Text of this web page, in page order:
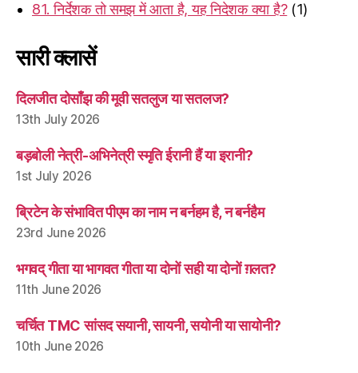
81. निर्देशक तो समझ में आता है, यह निदेशक क्या है? (1)
सारी क्लासें
दिलजीत दोसाँझ की मूवी सतलुज या सतलज?
13th July 2026
बड़बोली नेत्री-अभिनेत्री स्मृति ईरानी हैं या इरानी?
1st July 2026
ब्रिटेन के संभावित पीएम का नाम न बर्नहम है, न बर्नहैम
23rd June 2026
भगवद् गीता या भागवत गीता या दोनों सही या दोनों ग़लत?
11th June 2026
चर्चित TMC सांसद सयानी, सायनी, सयोनी या सायोनी?
10th June 2026